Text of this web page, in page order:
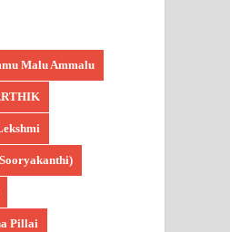
Malu Ammalu
Pillai